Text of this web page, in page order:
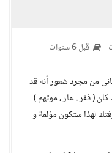
قبل 6 سنوات
من مجرد شعور أنه قد
( فقر ، عار ، موتهم )
لهذا ستكون مؤلمة و